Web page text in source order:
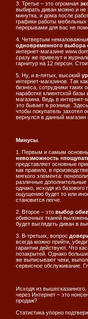
3. Третье – это огромная
выбирать диван можно и не
минутка, и дома после
графики работы
перерывами для вас не
4. Четвертым
одновременного выбора
интернет-магазине
сразу же привезут и
гарнитур на 12 персон.
5. Ну, и в-пятых, высокий
интернет-магазинов. Так
бизнеса, сотрудники таких
наработке клиентской
магазина. Ведь в интернет-
это бывает в рознице.
чтобы покупатель захотел
вернулся в данный
Минусы
1. Первым и самым
невозможность
представляет основные
как правило, в
мягкого элемента:
различные дополнительные
однако, исходя из
ощущению будет то или
становится легче.
2. Второе – это выбор
обивочных тканей
будет выглядеть диван в
3. В-третьих, вопрос
всегда можно прийти,
гарантии действуют. Что
позакрытей. Однако
же выписывают чеки,
сервисное обслуживание.
Исходя из
через Интернет – это
продаж?
Статистика упорно